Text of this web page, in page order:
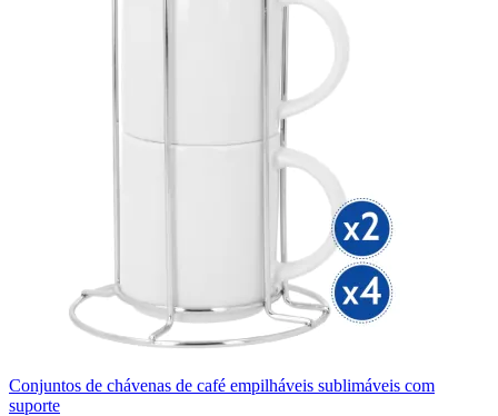
Conjuntos de chávenas de café empilháveis sublimáveis com
suporte